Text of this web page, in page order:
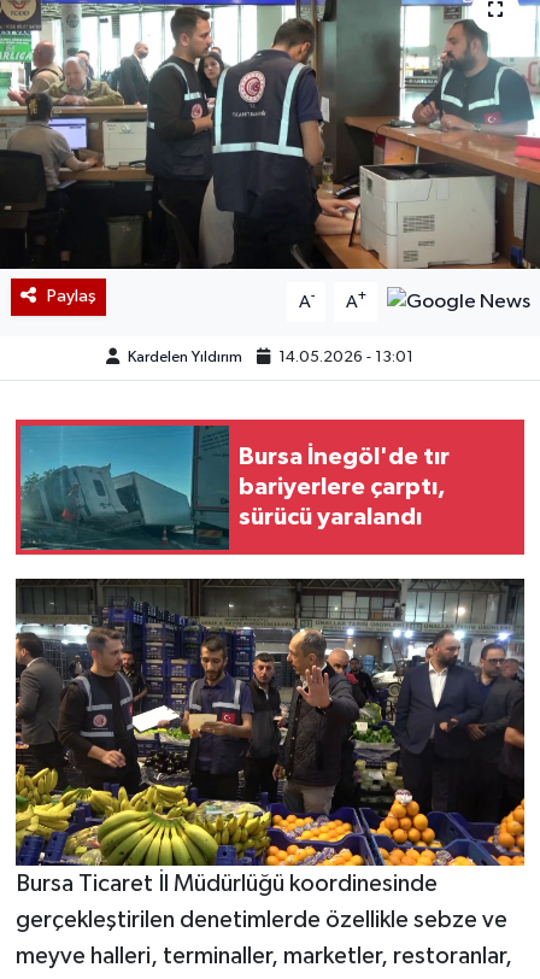
Paylaş A- A+
Kardelen Yıldırım 14.05.2026 - 13:01
Bursa İnegöl'de tır
bariyerlere çarptı,
sürücü yaralandı
Bursa Ticaret İl Müdürlüğü koordinesinde
gerçekleştirilen denetimlerde özellikle sebze ve
meyve halleri, terminaller, marketler, restoranlar,